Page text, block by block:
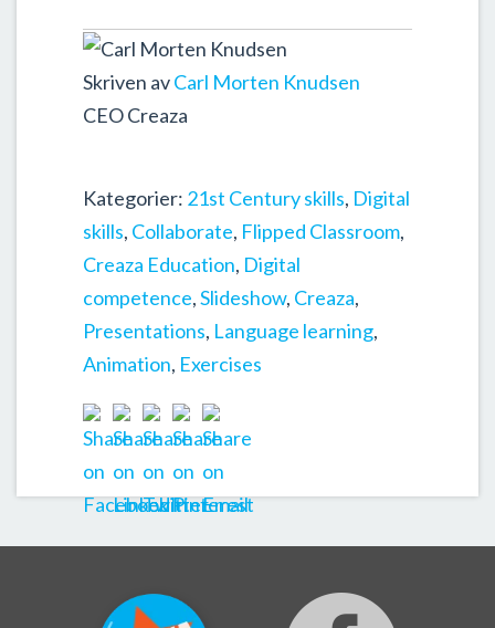
Skriven avCarl Morten Knudsen
CEO Creaza
Kategorier: 21st Century skills, Digital
skills, Collaborate, Flipped Classroom,
Creaza Education, Digital
competence,Slideshow, Creaza,
Presentations, Language learning,
Animation, Exercises